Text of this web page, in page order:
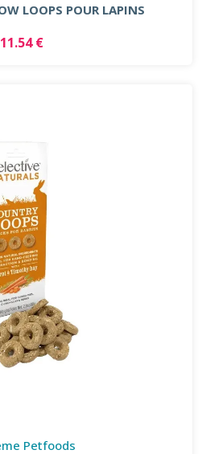
LOOPS POUR LAPINS
11.54 €
Petfoods